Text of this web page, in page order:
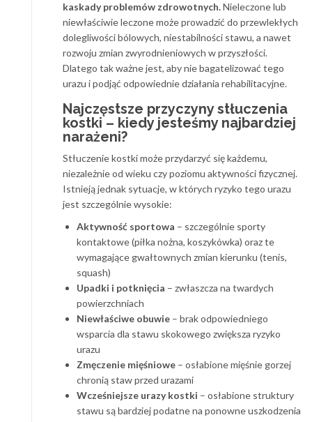
kaskady problemów zdrowotnych.Nieleczone lub
niewłaściwie leczone może prowadzić do przewlekłych
dolegliwości bólowych, niestabilności stawu, a nawet
rozwoju zmian zwyrodnieniowych w przyszłości.
Dlatego tak ważne jest, aby nie bagatelizować tego
urazu i podjąć odpowiednie działania rehabilitacyjne.
Najczęstsze przyczyny stłuczenia
kostki – kiedy jesteśmy najbardziej
narażeni?
Stłuczenie kostki może przydarzyć się każdemu,
niezależnie od wieku czy poziomu aktywności fizycznej.
Istnieją jednak sytuacje, w których ryzyko tego urazu
jest szczególnie wysokie:
Aktywność sportowa – szczególnie sporty
kontaktowe (piłka nożna, koszykówka) oraz te
wymagające gwałtownych zmian kierunku (tenis,
squash)
Upadki i potknięcia – zwłaszcza na twardych
powierzchniach
Niewłaściwe obuwie – brak odpowiedniego
wsparcia dla stawu skokowego zwiększa ryzyko
urazu
Zmęczenie mięśniowe – osłabione mięśnie gorzej
chronią staw przed urazami
Wcześniejsze urazy kostki – osłabione struktury
stawu są bardziej podatne na ponowne uszkodzenia